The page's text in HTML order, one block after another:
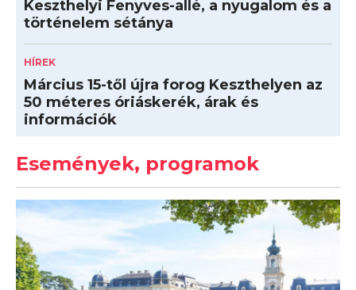
Keszthelyi Fenyves-allé, a nyugalom és a
történelem sétánya
HÍREK
Március 15-től újra forog Keszthelyen az
50 méteres óriáskerék, árak és
információk
Események, programok